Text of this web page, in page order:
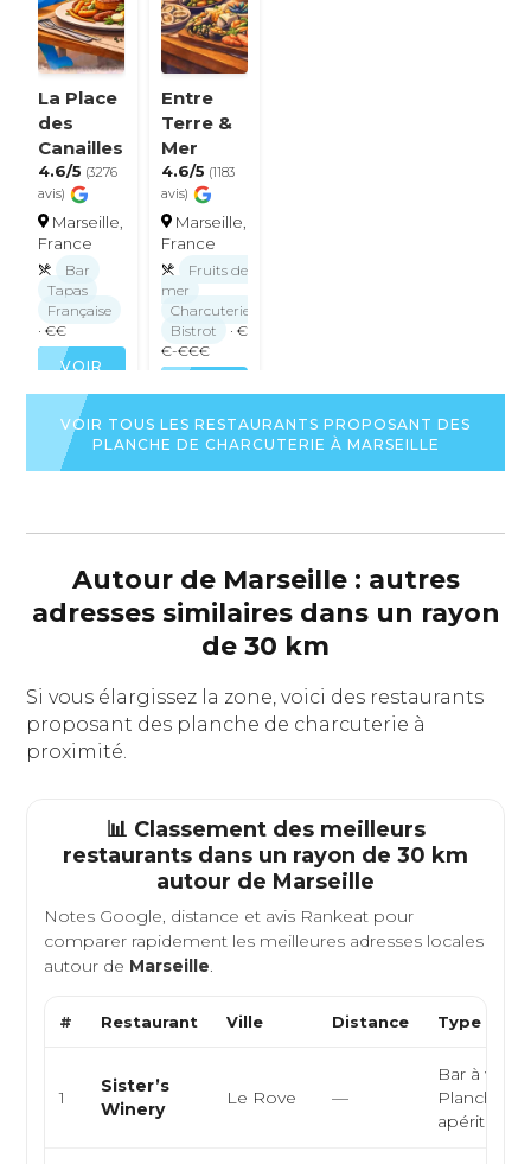
La Place
des
Canailles
4.6/5 (3276
avis)
Marseille,
France
Bar
Tapas
Française
· €€
VOIR
FICHE
DU
RESTAURANT
Entre
Terre &
Mer
4.6/5 (1183
avis)
Marseille,
France
Fruits de
mer
Charcuterie
Bistrot
· €
€-€€€
FICHE
DU
VOIR TOUS LES RESTAURANTS PROPOSANT DES
PLANCHE DE CHARCUTERIE À MARSEILLE
Autour de Marseille : autres
adresses similaires dans un rayon
de 30 km
Si vous élargissez la zone, voici des restaurants
proposant des planche de charcuterie à
proximité.
📊 Classement des meilleurs
restaurants dans un rayon de 30 km
autour de Marseille
Notes Google, distance et avis Rankeat pour
comparer rapidement les meilleures adresses locales
autour de Marseille.
# Restaurant Ville Distance Type de
1
Sister’s
Winery
Le Rove —
Bar à vin,
Planches
apéritives